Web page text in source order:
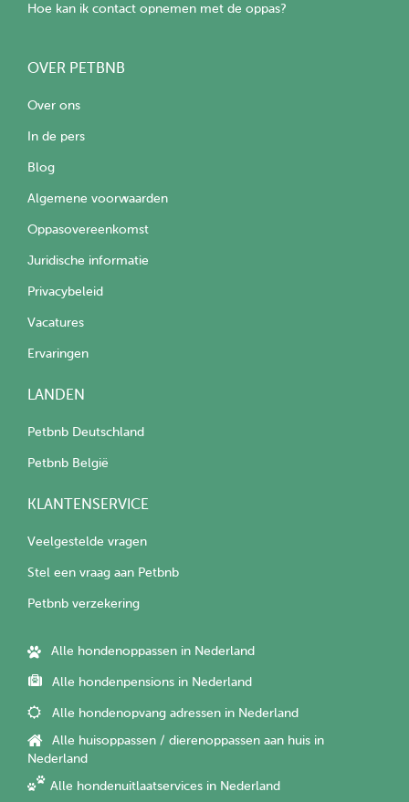
Hoe kan ik contact opnemen met de oppas?
OVER PETBNB
Over ons
In de pers
Blog
Algemene voorwaarden
Oppasovereenkomst
Juridische informatie
Privacybeleid
Vacatures
Ervaringen
LANDEN
Petbnb Deutschland
Petbnb België
KLANTENSERVICE
Veelgestelde vragen
Stel een vraag aan Petbnb
Petbnb verzekering
Alle hondenoppassen in Nederland
Alle hondenpensions in Nederland
Alle hondenopvang adressen in Nederland
Alle huisoppassen / dierenoppassen aan huis in
Nederland
Alle hondenuitlaatservices in Nederland